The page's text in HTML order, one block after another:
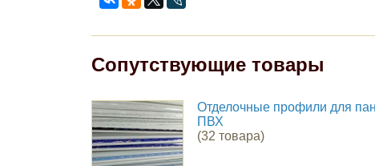
Сопутствующие товары
Отделочные профили для
ПВХ
(32 товара)